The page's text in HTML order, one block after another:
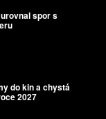
spor s
do kin a chystá
2027